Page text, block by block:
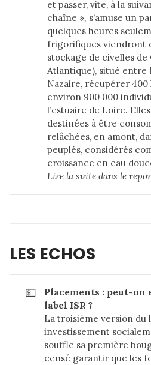
et passer, vite, à la
chaîne », s’amuse un
quelques heures
frigorifiques viendront
stockage de civelles
Atlantique), situé entre
Nazaire, récupérer 400
environ 900 000
l’estuaire de Loire.
destinées à être
relâchées, en amont,
peuplés, considérés
croissance en eau
Lire la suite dans le
LES ECHOS
💵
Placements : peut-
label ISR ?
La troisième version du
investissement
souffle sa première
censé garantir que les